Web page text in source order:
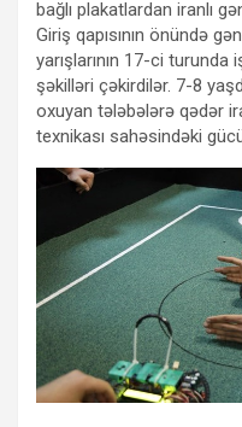
bağlı plakatlardan iranlı
Giriş qapısının önündə
yarışlarının 17-ci
şəkilləri çəkirdilər. 7-8
oxuyan tələbələrə qədər
texnikası sahəsindəki